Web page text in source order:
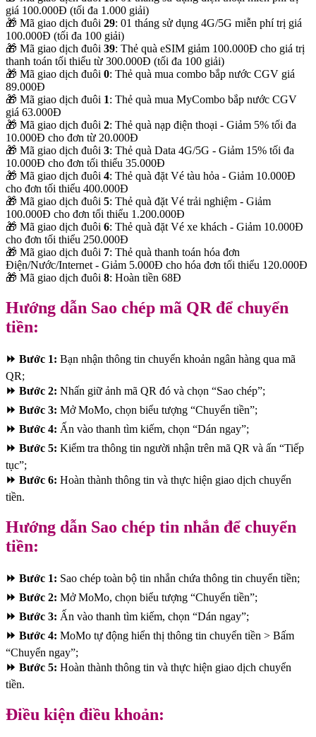
giá 100.000Đ (tối đa 1.000 giải)
🎁 Mã giao dịch đuôi 29: 01 tháng sử dụng 4G/5G miễn phí trị giá
100.000Đ (tối đa 100 giải)
🎁 Mã giao dịch đuôi 39: Thẻ quà eSIM giảm 100.000Đ cho giá trị
thanh toán tối thiểu từ 300.000Đ (tối đa 100 giải)
🎁 Mã giao dịch đuôi 0: Thẻ quà mua combo bắp nước CGV giá
89.000Đ
🎁 Mã giao dịch đuôi 1: Thẻ quà mua MyCombo bắp nước CGV
giá 63.000Đ
🎁 Mã giao dịch đuôi 2: Thẻ quà nạp điện thoại - Giảm 5% tối đa
10.000Đ cho đơn từ 20.000Đ
🎁 Mã giao dịch đuôi 3: Thẻ quà Data 4G/5G - Giảm 15% tối đa
10.000Đ cho đơn tối thiểu 35.000Đ
🎁 Mã giao dịch đuôi 4: Thẻ quà đặt Vé tàu hỏa - Giảm 10.000Đ
cho đơn tối thiểu 400.000Đ
🎁 Mã giao dịch đuôi 5: Thẻ quà đặt Vé trải nghiệm - Giảm
100.000Đ cho đơn tối thiểu 1.200.000Đ
🎁 Mã giao dịch đuôi 6: Thẻ quà đặt Vé xe khách - Giảm 10.000Đ
cho đơn tối thiểu 250.000Đ
🎁 Mã giao dịch đuôi 7: Thẻ quà thanh toán hóa đơn
Điện/Nước/Internet - Giảm 5.000Đ cho hóa đơn tối thiểu 120.000Đ
🎁 Mã giao dịch đuôi 8: Hoàn tiền 68Đ
Hướng dẫn Sao chép mã QR để chuyển
tiền:
⏩ Bước 1: Bạn nhận thông tin chuyển khoản ngân hàng qua mã
QR;
⏩ Bước 2: Nhấn giữ ảnh mã QR đó và chọn “Sao chép”;
⏩ Bước 3: Mở MoMo, chọn biểu tượng “Chuyển tiền”;
⏩ Bước 4: Ấn vào thanh tìm kiếm, chọn “Dán ngay”;
⏩ Bước 5: Kiểm tra thông tin người nhận trên mã QR và ấn “Tiếp
tục”;
⏩ Bước 6: Hoàn thành thông tin và thực hiện giao dịch chuyển
tiền.
Hướng dẫn Sao chép tin nhắn để chuyển
tiền:
⏩ Bước 1: Sao chép toàn bộ tin nhắn chứa thông tin chuyển tiền;
⏩ Bước 2: Mở MoMo, chọn biểu tượng “Chuyển tiền”;
⏩ Bước 3: Ấn vào thanh tìm kiếm, chọn “Dán ngay”;
⏩ Bước 4: MoMo tự động hiển thị thông tin chuyển tiền > Bấm
“Chuyển ngay”;
⏩ Bước 5: Hoàn thành thông tin và thực hiện giao dịch chuyển
tiền.
Điều kiện điều khoản: